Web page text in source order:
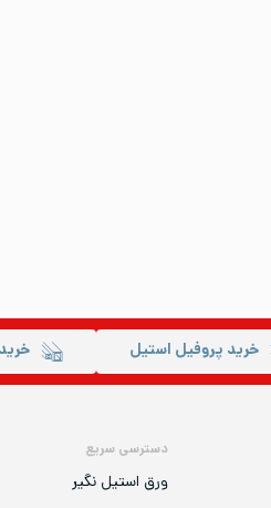
خرید پروفیل استیل
دسترسی سریع
ورق استیل نگیر